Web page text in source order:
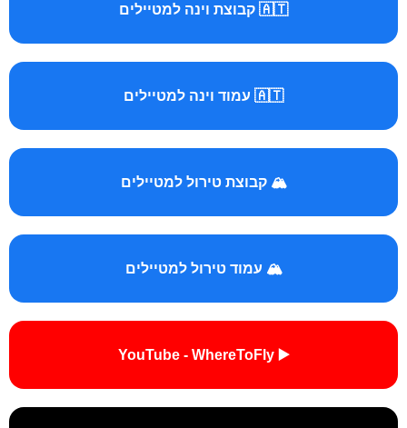
🇦🇹 קבוצת וינה למטיילים
🇦🇹 עמוד וינה למטיילים
🏔️ קבוצת טירול למטיילים
🏔️ עמוד טירול למטיילים
▶️ YouTube - WhereToFly